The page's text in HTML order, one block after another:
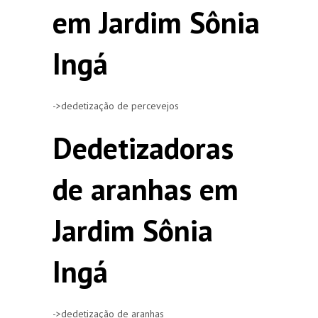
em Jardim Sônia
Ingá
->dedetização de percevejos
Dedetizadoras
de aranhas em
Jardim Sônia
Ingá
->dedetização de aranhas